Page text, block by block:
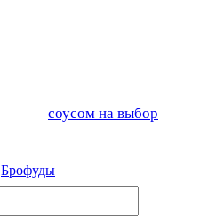
соусом на выбор
Брофуды